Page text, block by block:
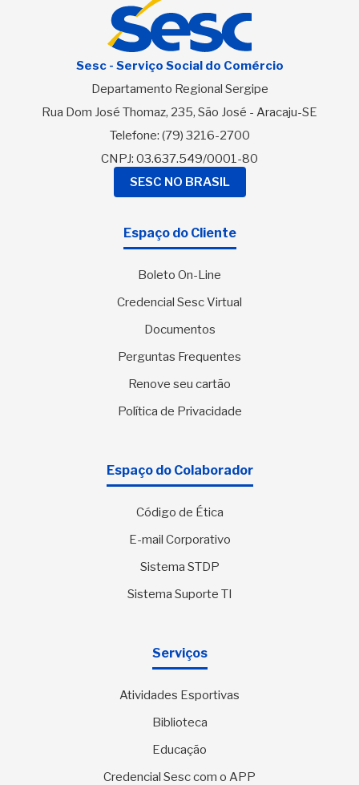
Sesc - Serviço Social do Comércio
Departamento Regional Sergipe
Rua Dom José Thomaz, 235, São José - Aracaju-SE
Telefone: (79) 3216-2700
CNPJ: 03.637.549/0001-80
SESC NO BRASIL
Espaço do Cliente
Boleto On-Line
Credencial Sesc Virtual
Documentos
Perguntas Frequentes
Renove seu cartão
Política de Privacidade
Espaço do Colaborador
Código de Ética
E-mail Corporativo
Sistema STDP
Sistema Suporte TI
Serviços
Atividades Esportivas
Biblioteca
Educação
Credencial Sesc com o APP